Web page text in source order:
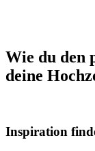
Wie du den
deine
Inspiration